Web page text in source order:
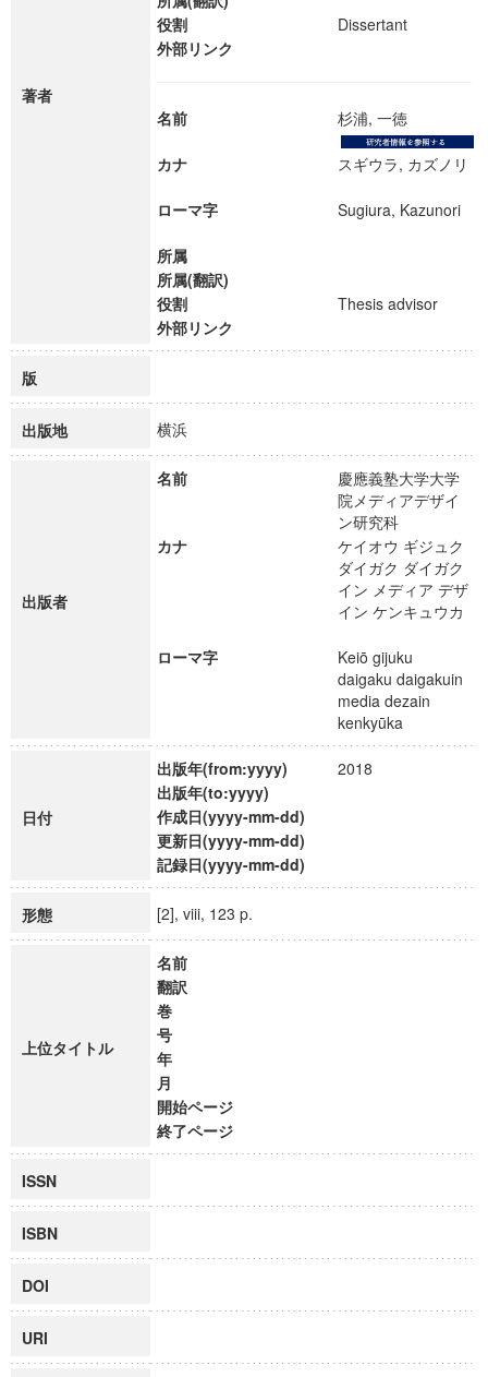
著者
役割
Dissertant
外部リンク
名前 杉浦, 一徳
カナ スギウラ, カズノリ
ローマ字 Sugiura, Kazunori
所属
所属(翻訳)
役割
Thesis advisor
外部リンク
版
出版地 横浜
出版者
名前
慶應義塾大学大学
院メディアデザイ
ン研究科
カナ
ケイオウ ギジュク
ダイガク ダイガク
イン メディア デザ
イン ケンキュウカ
ローマ字
Keiō gijuku
daigaku daigakuin
media dezain
kenkyūka
日付
出版年(from:yyyy)
2018
出版年(to:yyyy)
作成日(yyyy-mm-dd)
更新日(yyyy-mm-dd)
記録日(yyyy-mm-dd)
形態 [2], viii, 123 p.
上位タイトル
名前
翻訳
巻
号
年
月
開始ページ
終了ページ
ISSN
ISBN
DOI
URI